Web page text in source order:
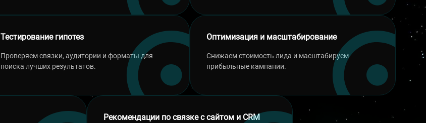
Тестирование гипотез
Проверяем связки, аудитории и форматы для
поиска лучших результатов.
Оптимизация и масштабирование
Снижаем стоимость лида и масштабируем
прибыльные кампании.
Рекомендации по связке с сайтом и CRM